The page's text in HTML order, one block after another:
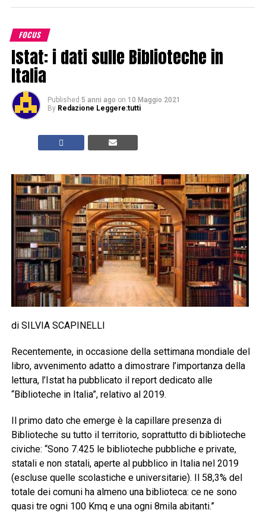
FOCUS
Istat: i dati sulle Biblioteche in
Italia
Published 5 anni ago on 10 Maggio 2021
By Redazione Leggere:tutti
di SILVIA SCAPINELLI
Recentemente, in occasione della settimana mondiale del
libro, avvenimento adatto a dimostrare l’importanza della
lettura, l’Istat ha pubblicato il report dedicato alle
“Biblioteche in Italia”, relativo al 2019.
Il primo dato che emerge è la capillare presenza di
Biblioteche su tutto il territorio, soprattutto di biblioteche
civiche: “Sono 7.425 le biblioteche pubbliche e private,
statali e non statali, aperte al pubblico in Italia nel 2019
(escluse quelle scolastiche e universitarie). Il 58,3% del
totale dei comuni ha almeno una biblioteca: ce ne sono
quasi tre ogni 100 Kmq e una ogni 8mila abitanti.”